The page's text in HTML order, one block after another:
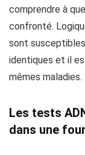
comprendre à
confronté.
sont
identiques et il
mêmes maladies.
Les tests
dans une